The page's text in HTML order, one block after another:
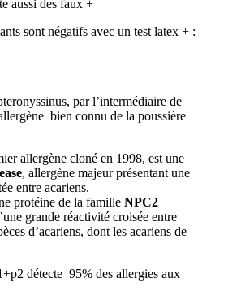
aussi des faux +
sont négatifs avec un test latex + :
par l’intermédiaire de
bien connu de la poussière
allergène cloné en 1998, est une
, allergène majeur présentant une
entre acariens.
protéine de la famille NPC2
grande réactivité croisée entre
d’acariens, dont les acariens de
détecte 95% des allergies aux